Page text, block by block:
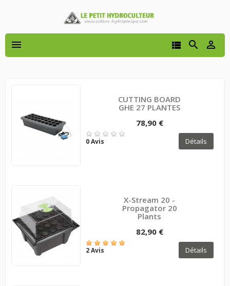
 


CUTTING BOARD
GHE 27 PLANTES
78,90 €
0 Avis Détails
X-Stream 20 -
Propagator 20
Plants
82,90 €
2 Avis Détails